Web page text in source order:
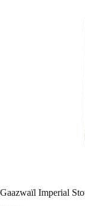
Gaazwaïl Imperial